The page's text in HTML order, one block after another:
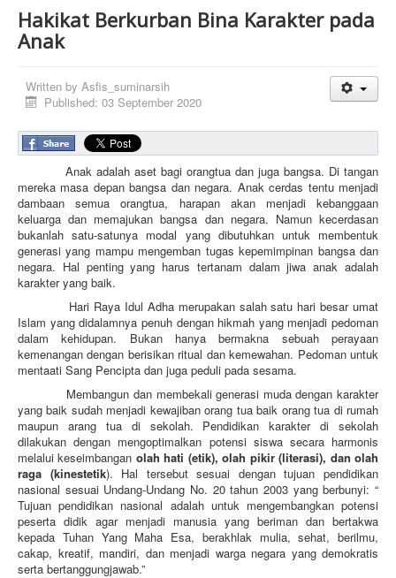
Hakikat Berkurban Bina Karakter pada
Anak
Written by Asfis_suminarsih
Published: 03 September 2020
Anak adalah aset bagi orangtua dan juga bangsa. Di tangan
mereka masa depan bangsa dan negara. Anak cerdas tentu menjadi
dambaan semua orangtua, harapan akan menjadi kebanggaan
keluarga dan memajukan bangsa dan negara. Namun kecerdasan
bukanlah satu-satunya modal yang dibutuhkan untuk membentuk
generasi yang mampu mengemban tugas kepemimpinan bangsa dan
negara. Hal penting yang harus tertanam dalam jiwa anak adalah
karakter yang baik.
Hari Raya Idul Adha merupakan salah satu hari besar umat
Islam yang didalamnya penuh dengan hikmah yang menjadi pedoman
dalam kehidupan. Bukan hanya bermakna sebuah perayaan
kemenangan dengan berisikan ritual dan kemewahan. Pedoman untuk
mentaati Sang Pencipta dan juga peduli pada sesama.
Membangun dan membekali generasi muda dengan karakter
yang baik sudah menjadi kewajiban orang tua baik orang tua di rumah
maupun arang tua di sekolah. Pendidikan karakter di sekolah
dilakukan dengan mengoptimalkan potensi siswa secara harmonis
melalui keseimbangan olah hati (etik), olah pikir (literasi), dan olah
raga (kinestetik). Hal tersebut sesuai dengan tujuan pendidikan
nasional sesuai Undang-Undang No. 20 tahun 2003 yang berbunyi: “
Tujuan pendidikan nasional adalah untuk mengembangkan potensi
peserta didik agar menjadi manusia yang beriman dan bertakwa
kepada Tuhan Yang Maha Esa, berakhlak mulia, sehat, berilmu,
cakap, kreatif, mandiri, dan menjadi warga negara yang demokratis
serta bertanggungjawab.”